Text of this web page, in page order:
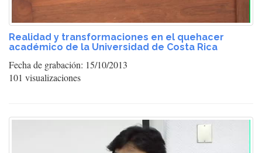
Realidad y transformaciones en el quehacer
académico de la Universidad de Costa Rica
Fecha de grabación: 15/10/2013
101 visualizaciones